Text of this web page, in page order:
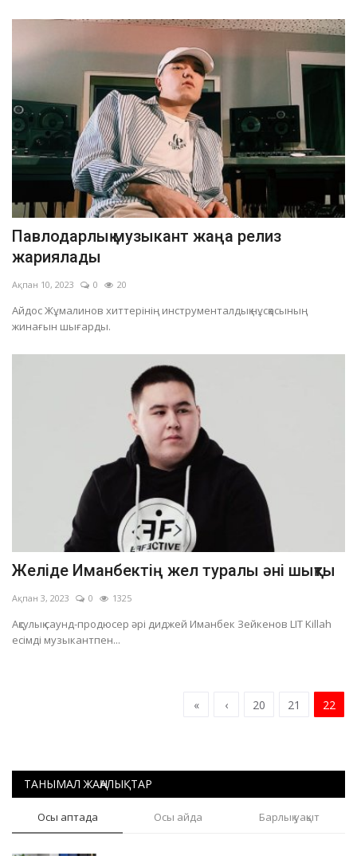
Павлодарлық музыкант жаңа релиз
жариялады
Ақпан 10, 2023 0 20
Айдос Жұмалинов хиттерінің инструменталдық нұсқасының
жинағын шығарды.
Желіде Иманбектің жел туралы әні шықты
Ақпан 3, 2023 0 1325
Ақсулық саунд-продюсер әрі диджей Иманбек Зейкенов LIT Killah
есімді музыкантпен...
« ‹ 20 21 22
ТАНЫМАЛ ЖАҢАЛЫҚТАР
Осы аптада Осы айда Барлық уақыт